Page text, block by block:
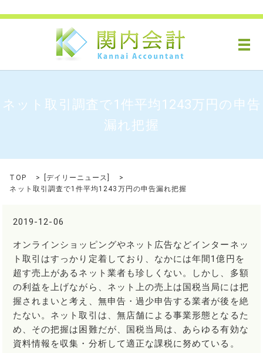
メ
ネット取引調査で1件平均1243万円の申告
漏れ把握
TOP デイリーニュース
ネット取引調査で1件平均1243万円の申告漏れ把握
2019-12-06
オンラインショッピングやネット広告などインターネッ
ト取引はすっかり定着しており、なかには年間1億円を
超す売上があるネット業者も珍しくない。しかし、多額
の利益を上げながら、ネット上の売上は国税当局には把
握されまいと考え、無申告・過少申告する業者が後を絶
たない。ネット取引は、無店舗による事業形態となるた
め、その把握は困難だが、国税当局は、あらゆる有効な
資料情報を収集・分析して適正な課税に努めている。